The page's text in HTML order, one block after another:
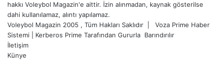
hakkı Voleybol Magazin'e aittir. İzin alınmadan, kaynak gösterilse
dahi kullanılamaz, alıntı yapılamaz.
Voleybol Magazin 2005 , Tüm Hakları Saklıdır | Voza Prime Haber
Sistemi
Kerberos Prime Tarafından Gururla Barındırılır
İletişim
Künye